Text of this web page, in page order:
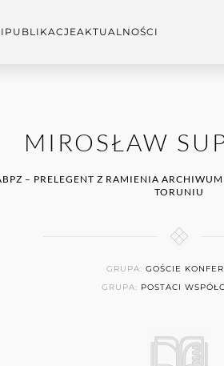
PUBLIKACJEAKTUALNOŚCI
MIROSŁAW
– PRELEGENT Z RAMIENIA
TORUNIU
GRUPA: GOŚCIE
GRUPA: POSTACI